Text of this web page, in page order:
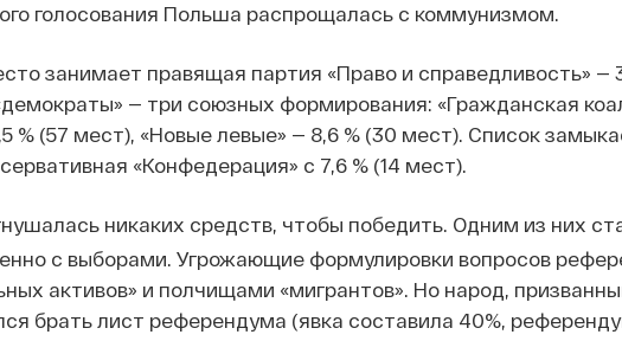
голосования Польша распрощалась с коммунизмом.
занимает правящая партия «Право и справедливость» —
— три союзных формирования: «Гражданская
% (57 мест), «Новые левые» — 8,6 % (30 мест). Список
«Конфедерация» с 7,6 % (14 мест).
никаких средств, чтобы победить. Одним из них
с выборами. Угрожающие формулировки вопросов
активов» и полчищами «мигрантов». Но народ,
брать лист референдума (явка составила 40%,